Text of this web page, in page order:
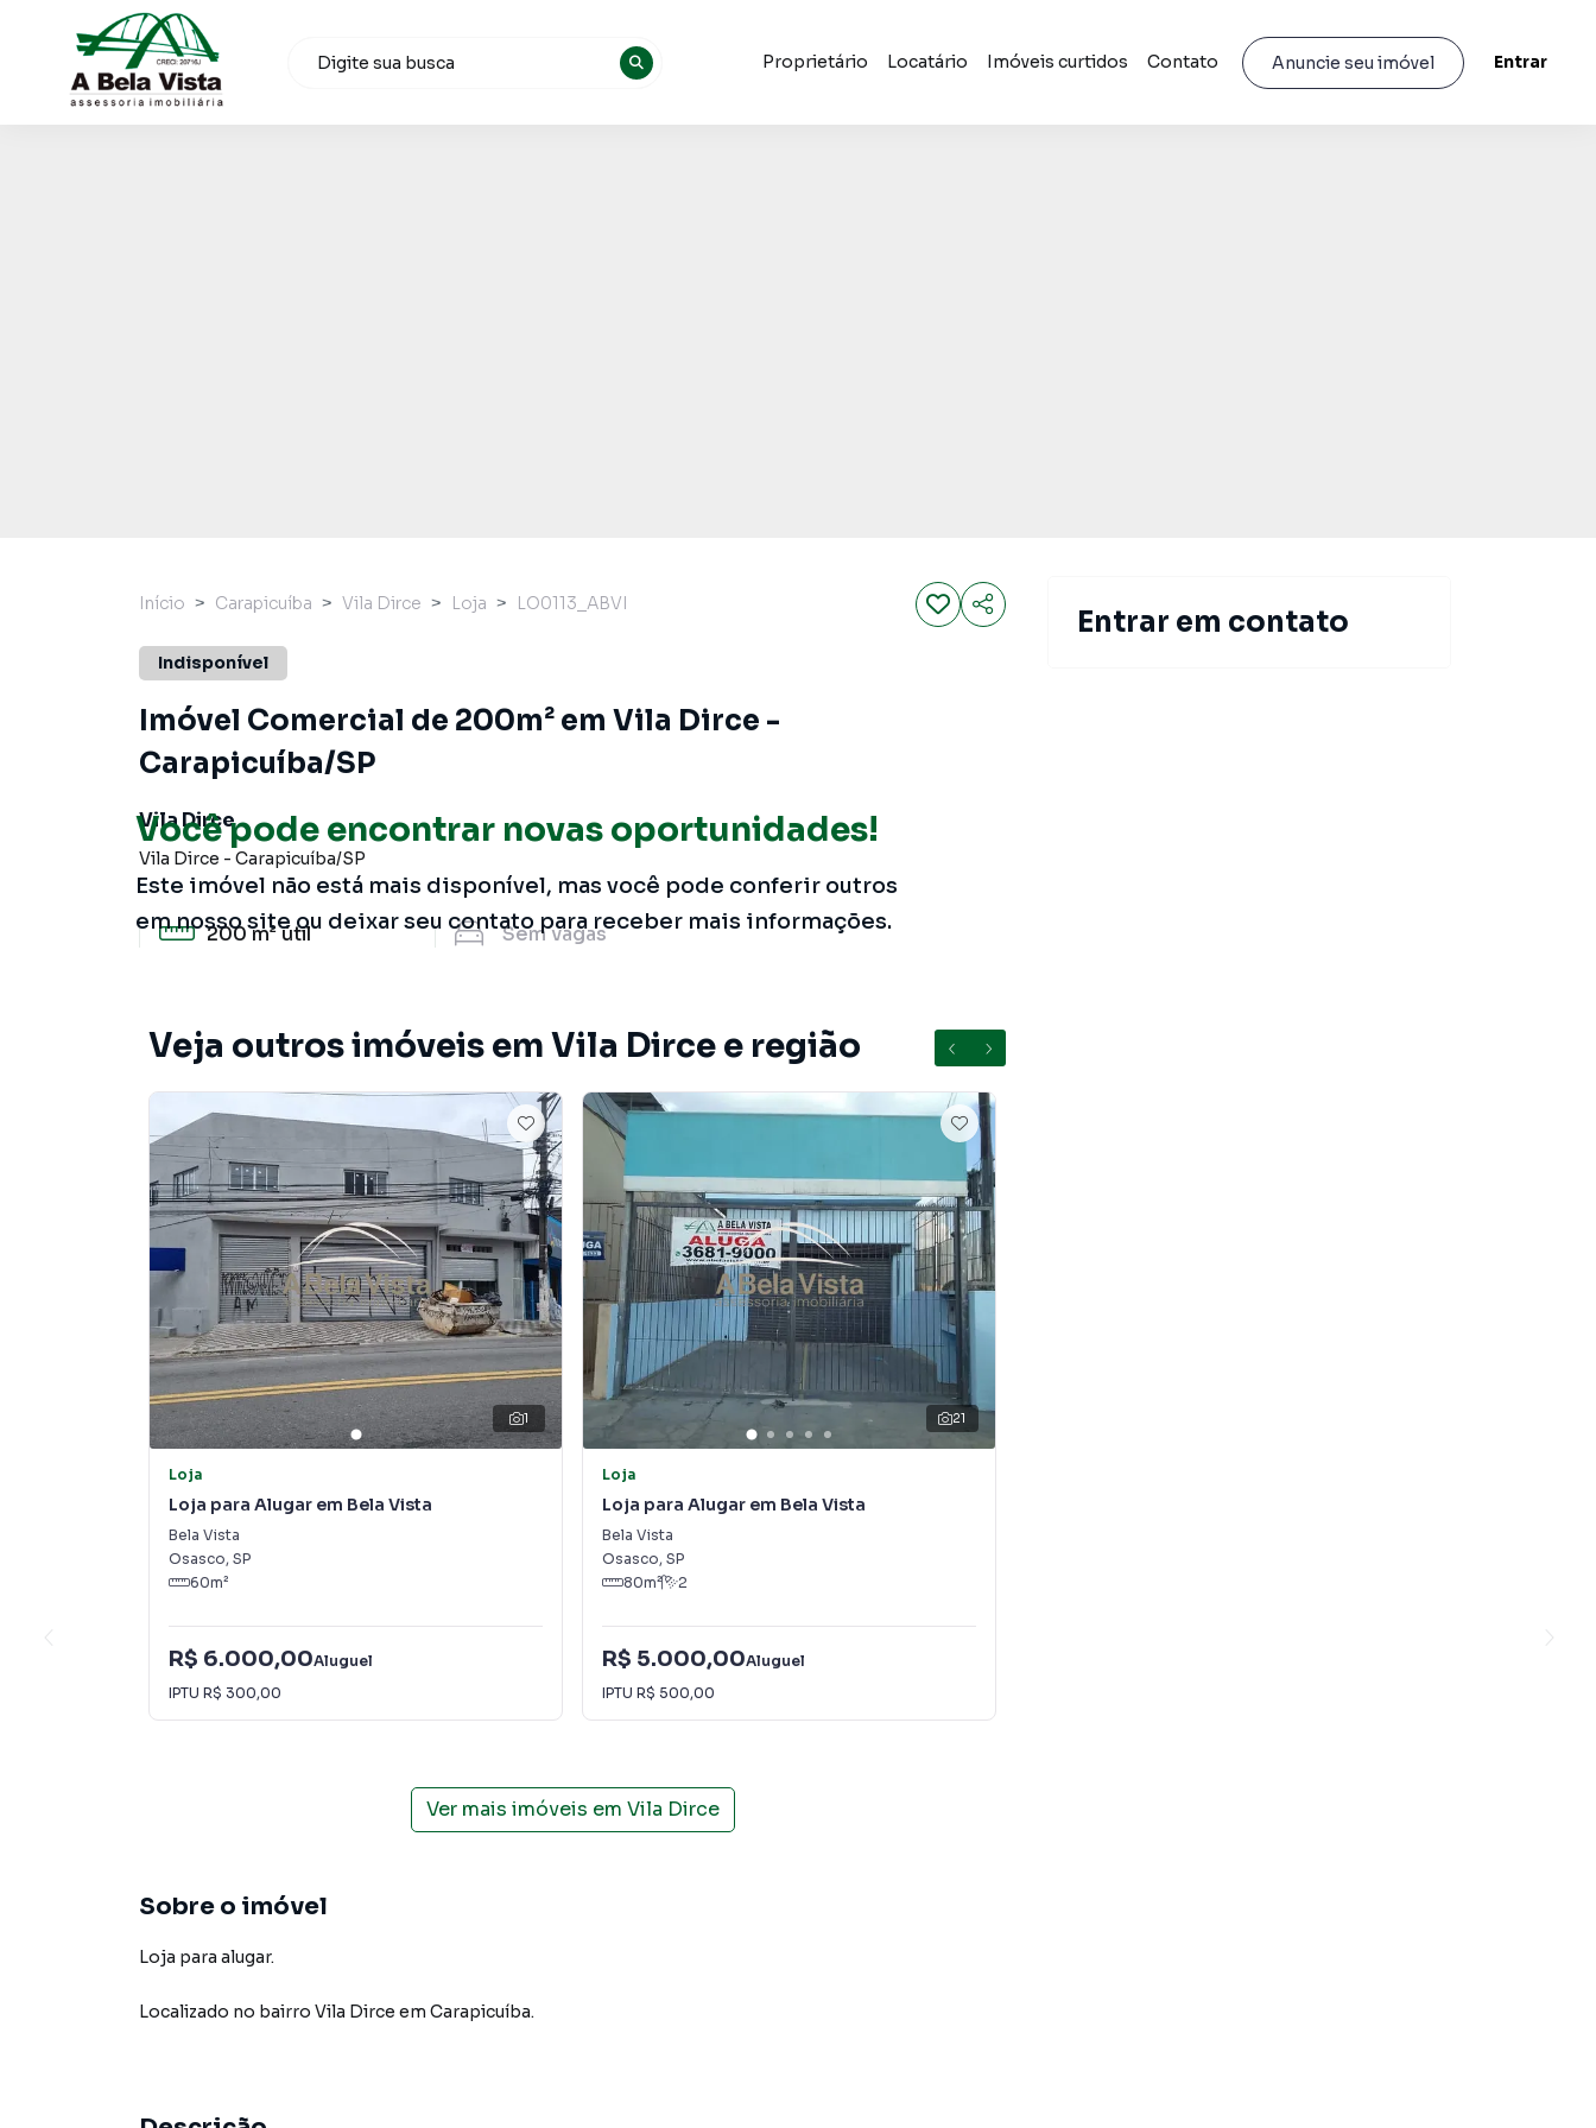
Proprietário Locatário Imóveis curtidos Contato Anuncie seu imóvel Entrar
Você pode encontrar novas oportunidades!
Este imóvel não está mais disponível, mas você pode conferir outros
em nosso site ou deixar seu contato para receber mais informações.
Início Carapicuíba Vila Dirce Loja LO0113_ABVI
Indisponível
Imóvel Comercial de 200m² em Vila Dirce -
Carapicuíba/SP
Vila Dirce
Vila Dirce - Carapicuíba/SP
200 m²útil Semvagas
Veja outros imóveis em Vila Dirce e região
1
Loja
Loja para Alugar em Bela Vista
Bela Vista
Osasco, SP
60m²
R$ 6.000,00Aluguel
IPTU R$ 300,00
21
Loja
Loja para Alugar em Bela Vista
Bela Vista
Osasco, SP
80m² 2
R$ 5.000,00Aluguel
IPTU R$ 500,00
Ver mais imóveis em Vila Dirce
Sobre o imóvel
Loja para alugar.
Localizado no bairro Vila Dirce em Carapicuíba.
Entrar em contato